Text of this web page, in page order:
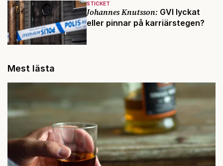
STICKET
Johannes Knutsson: GVI lyckat
eller pinnar på karriärstegen?
Mest lästa